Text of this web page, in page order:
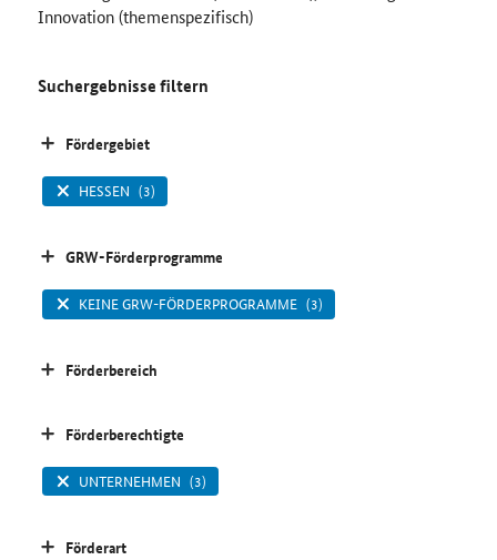
Innovation (themenspezifisch)
Suchergebnisse filtern
Fördergebiet
HESSEN (3)
GRW-Förderprogramme
KEINE GRW-FÖRDERPROGRAMME (3)
Förderbereich
Förderberechtigte
UNTERNEHMEN (3)
Förderart